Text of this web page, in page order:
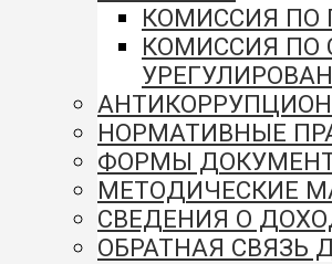
КОМИССИЯ ПО
КОМИССИЯ
НОРМАТИВНЫЕ
ФОРМЫ
МЕТОДИЧЕСКИЕ
СВЕДЕНИЯ О
ОБРАТНАЯ СВЯЗЬ